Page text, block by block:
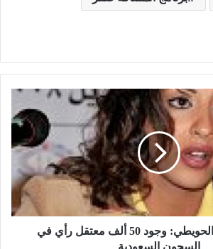
الناشطة علياء الحويطي: وجود 50 ألف معتقل رأي في
السجون السعودية